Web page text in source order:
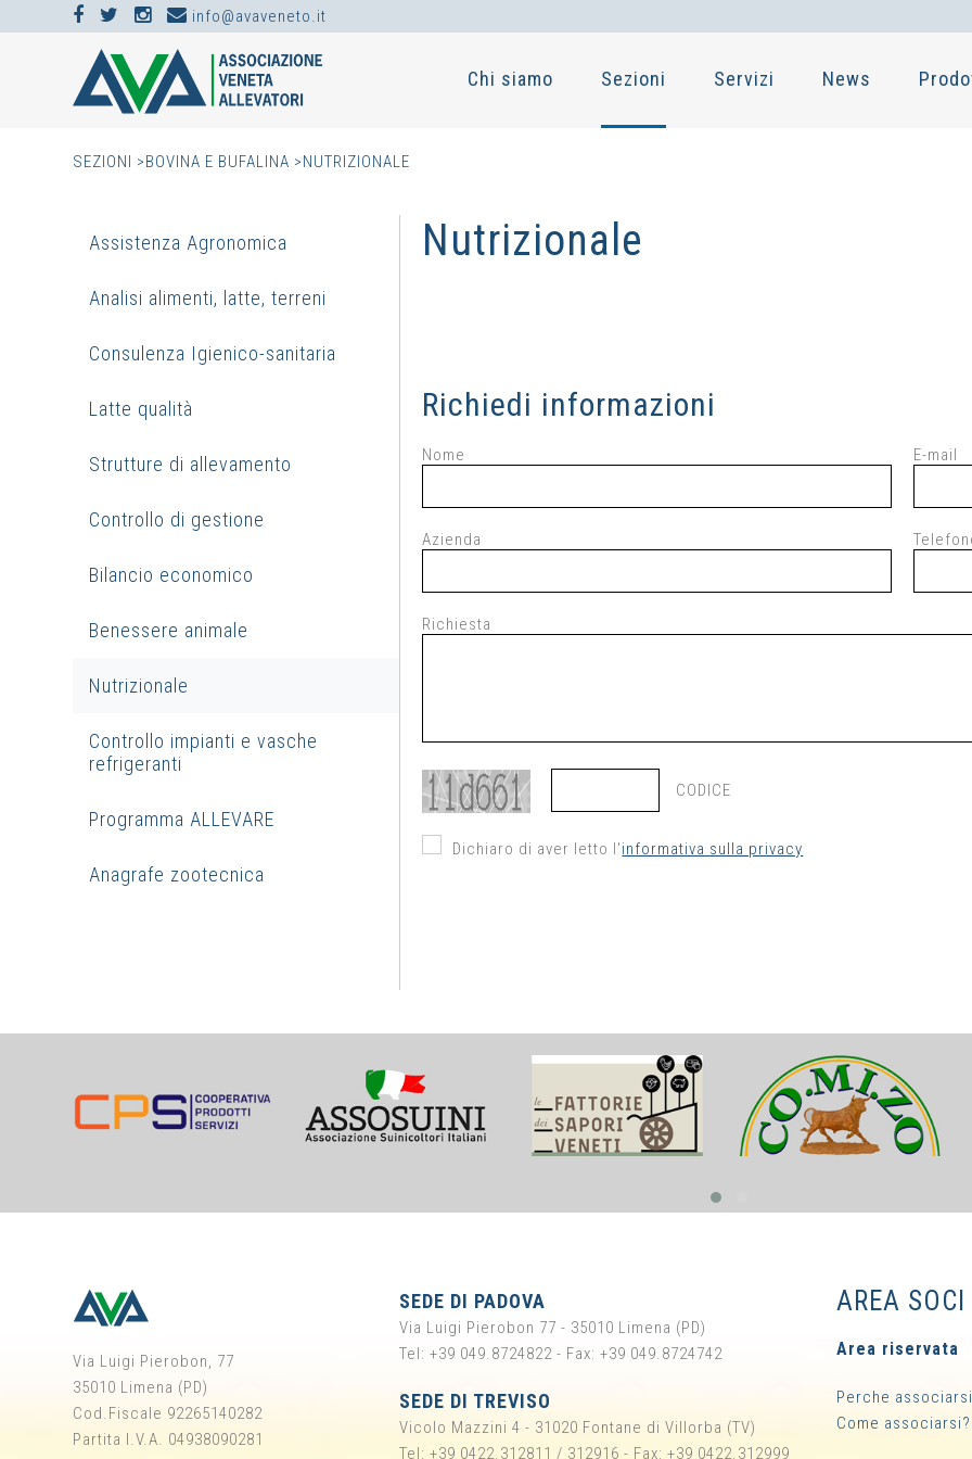
info@avaveneto.it
Chi siamo Sezioni Servizi News
SEZIONI >BOVINA E BUFALINA >NUTRIZIONALE
Assistenza Agronomica
Analisi alimenti, latte, terreni
Consulenza Igienico-sanitaria
Latte qualità
Strutture di allevamento
Controllo di gestione
Bilancio economico
Benessere animale
Nutrizionale
Controllo impianti e vasche
refrigeranti
Programma ALLEVARE
Anagrafe zootecnica
Nutrizionale
Richiedi informazioni
Nome
Azienda
E-mail
Richiesta
CODICE
Dichiaro di aver letto l'informativa sulla privacy
Via Luigi Pierobon, 77
35010 Limena (PD)
Cod.Fiscale 92265140282
Partita I.V.A. 04938090281
SEDE DI PADOVA
Via Luigi Pierobon 77 - 35010 Limena (PD)
Tel: +39 049.8724822 - Fax: +39 049.8724742
SEDE DI TREVISO
Vicolo Mazzini 4 - 31020 Fontane di Villorba (TV)
Tel: +39 0422.312811 / 312916 - Fax: +39 0422.312999
AREA SOCI
Area riservata
Perche
Come associarsi?